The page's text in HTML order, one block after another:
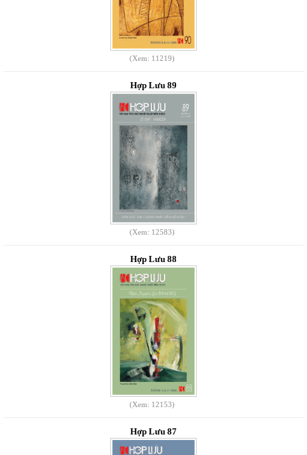
(Xem: 11219)
Hợp Lưu 89
(Xem: 12583)
Hợp Lưu 88
(Xem: 12153)
Hợp Lưu 87